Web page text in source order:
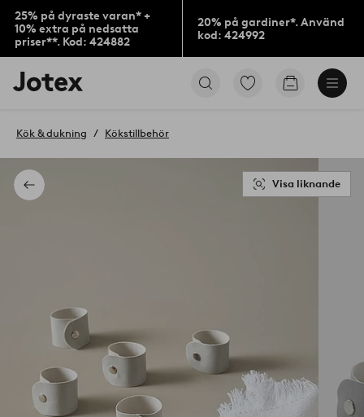
25% på dyraste varan* +
10% extra på nedsatta
priser**. Kod: 424882
20% på gardiner*. Använd
kod: 424992
Jotex
logotyp
till
Gå
Gå
Tillbaka
Kök & dukning Kökstillbehör
Visa liknande